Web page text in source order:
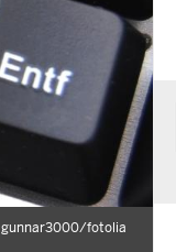
gunnar3000/fotolia